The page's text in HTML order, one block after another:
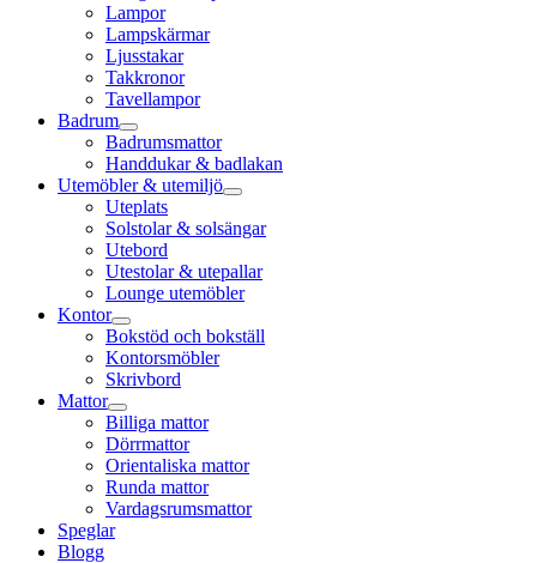
Lampor
Lampskärmar
Ljusstakar
Takkronor
Tavellampor
Badrum
Badrumsmattor
Handdukar & badlakan
Utemöbler & utemiljö
Uteplats
Solstolar & solsängar
Utebord
Utestolar & utepallar
Lounge utemöbler
Kontor
Bokstöd och bokställ
Kontorsmöbler
Skrivbord
Mattor
Billiga mattor
Dörrmattor
Orientaliska mattor
Runda mattor
Vardagsrumsmattor
Speglar
Blogg